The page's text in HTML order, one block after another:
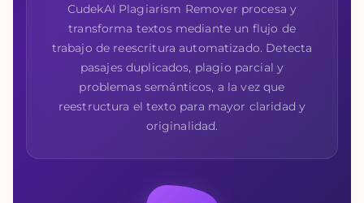
CudekAI Plagiarism Remover procesa y
transforma textos mediante un flujo de
trabajo de reescritura automatizado. Detecta
pasajes duplicados, plagio parcial y
problemas semánticos, a la vez que
reestructura el texto para mayor claridad y
originalidad.